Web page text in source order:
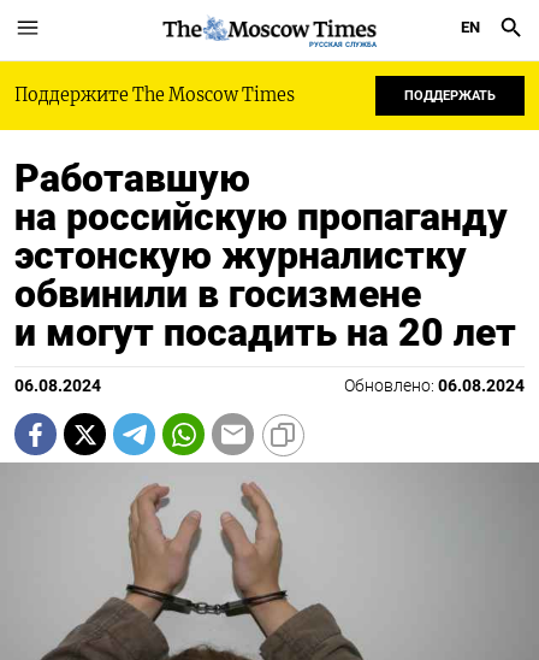
РУССКАЯ СЛУЖБА
EN
Поддержите The Moscow Times ПОДДЕРЖАТЬ
Работавшую
на российскую пропаганду
эстонскую журналистку
обвинили в госизмене
и могут посадить на 20 лет
06.08.2024 Обновлено: 06.08.2024